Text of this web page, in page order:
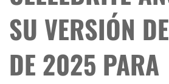
SU VERSIÓN
DE 2025 PARA